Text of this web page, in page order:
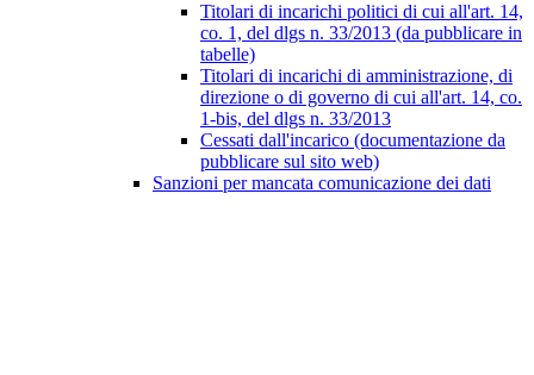
Titolari di incarichi politici di cui all'art. 14,
co. 1, del dlgs n. 33/2013 (da pubblicare in
tabelle)
Titolari di incarichi di amministrazione, di
direzione o di governo di cui all'art. 14, co.
1-bis, del dlgs n. 33/2013
Cessati dall'incarico (documentazione da
pubblicare sul sito web)
Sanzioni per mancata comunicazione dei dati